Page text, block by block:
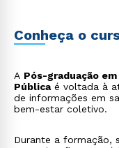
Conheça o
A Pós-graduação
Públicaé voltada à
de informações em
bem-estar coletivo.
Durante a formação,